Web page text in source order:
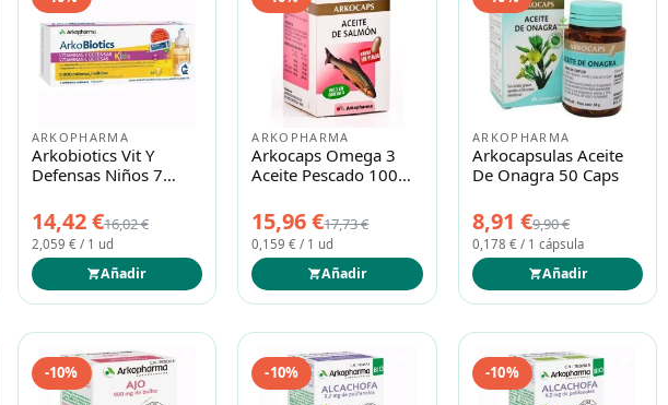
ARKOPHARMA
Arkobiotics Vit Y
Defensas Niños 7
14,42 €16,02 €
2,059 € / 1 ud
Añadir
ARKOPHARMA
Arkocaps Omega 3
Aceite Pescado 100
15,96 €17,73 €
0,159 € / 1 ud
Añadir
ARKOPHARMA
Arkocapsulas Aceite
De Onagra 50 Caps
8,91 €9,90 €
0,178 € / 1 cápsula
Añadir
-10% -10% -10%